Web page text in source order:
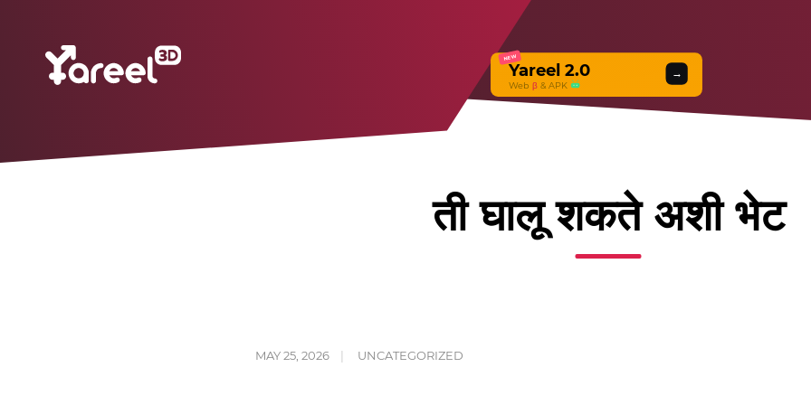
NEW
Yareel 2.0
Web β & APK
→
ती घालू शकते अशी भेट
MAY 25, 2026 UNCATEGORIZED